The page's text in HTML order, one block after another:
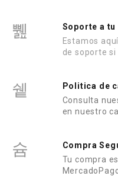
Soporte a tu
Estamos
de soporte si
Politica de
Consulta
en nuestro
Compra
Tu compra